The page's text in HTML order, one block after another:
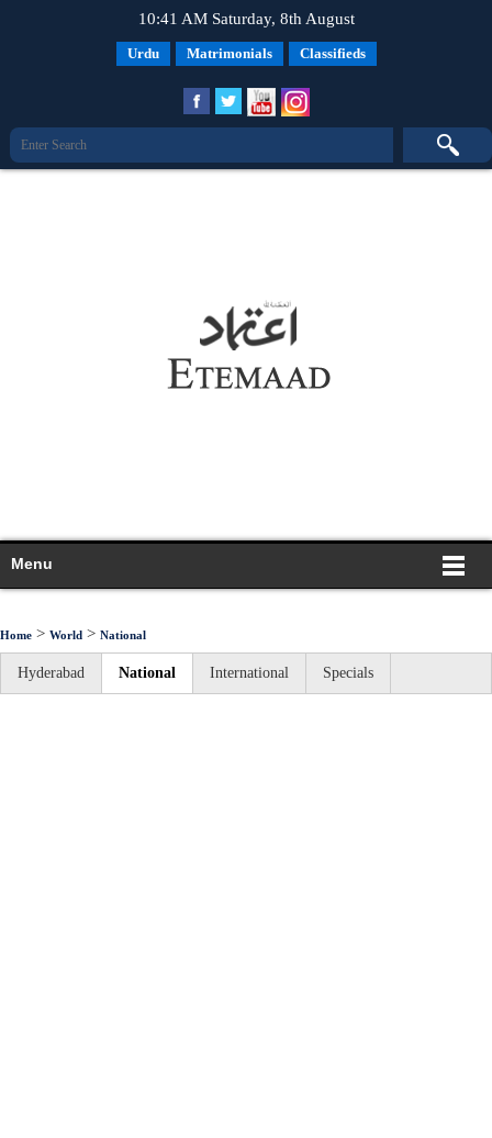
10:41 AM Saturday, 8th August
Urdu Matrimonials Classifieds
Menu
Home > World > National
Hyderabad National International Specials